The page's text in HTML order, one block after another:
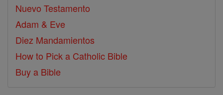
Nuevo Testamento
Adam & Eve
Diez Mandamientos
How to Pick a Catholic Bible
Buy a Bible